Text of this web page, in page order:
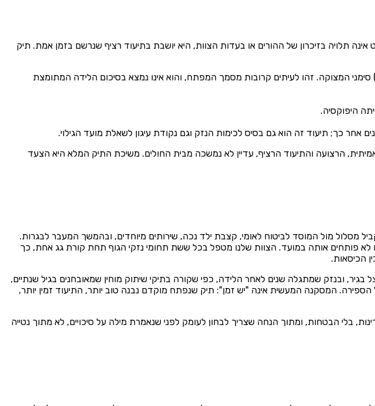
תלויה בזיכרון של ההורים או בעדות הצוות, היא יושבת בתיעוד רציף שנרשם בזמן אמת. תיק
המצוקה. זהו לעיתים קרובות מסמך המפתח, והוא אינו נמצא בסיכום הלידה המתומצת
היפוקסיה.
כך; תיעוד זה הוא גם בסיס לכימות הנזק וגם נקודת עיגון לשאלת מועד הגילוי.
הרצועה והתיעוד הרציף, עדיין לא נמשכה מבית החולים. משיכת התיק המלא היא הצעד
מול המוסד לביטוח לאומי, קצבת ילד נכה, שירותים מיוחדים, ובהמשך המעבר לבגרות.
לא פותחים אותה במועד. הצוות שלנו מטפל בכל ששת תחומי נזקי הגוף תחת קורת גג אחת, כך
הכיסאות.
ובנזק שמתגלה שנים לאחר הלידה, כפי שקורה בתיקי שיתוק מוחין שמאובחנים בגיל שנתיים,
המסקנה המעשית אינה "יש זמן": תיק שנפתח מוקדם נבנה טוב יותר, התיעוד זמין יותר,
בלי הבטחות, ומתוך הנחה שצריך לבחון לעומק לפני שנאמרת מילה על סיכויים, לא מתוך נטייה